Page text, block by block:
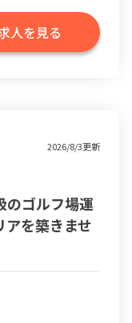
人を見る
2026/8/3更新
のゴルフ場運
アを築きませ